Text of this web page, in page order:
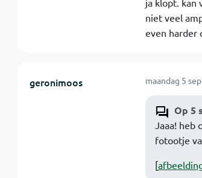
ja klopt. kan
niet veel
even harder
geronimoos maandag 5
Op 5
Jaaa! heb
fotootje
[